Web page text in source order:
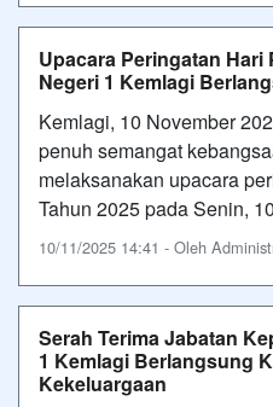
Upacara Peringatan Hari
Negeri 1 Kemlagi
Kemlagi, 10 November
penuh semangat
melaksanakan upacara
Tahun 2025 pada Senin,
10/11/2025 14:41 - Oleh
Serah Terima Jabatan
1 Kemlagi Berlangsung
Kekeluargaan